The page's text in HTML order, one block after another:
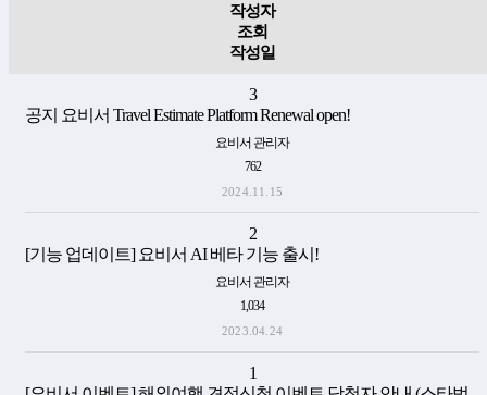
작성자
조회
작성일
3
공지 요비서 Travel Estimate Platform Renewal open!
요비서 관리자
762
2024.11.15
2
[기능 업데이트] 요비서 AI 베타 기능 출시!
요비서 관리자
1,034
2023.04.24
1